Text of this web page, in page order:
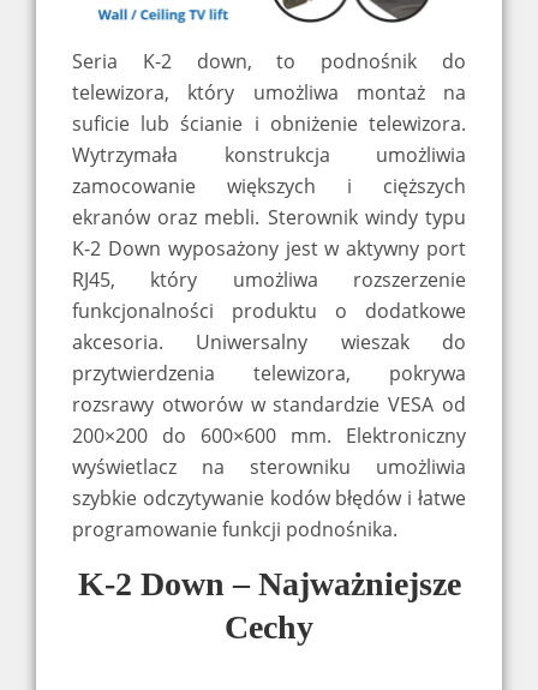
Seria K-2 down, to podnośnik do
telewizora, który umożliwa montaż na
suficie lub ścianie i obniżenie telewizora.
Wytrzymała konstrukcja umożliwia
zamocowanie większych i cięższych
ekranów oraz mebli. Sterownik windy typu
K-2 Down wyposażony jest w aktywny port
RJ45, który umożliwa rozszerzenie
funkcjonalności produktu o dodatkowe
akcesoria. Uniwersalny wieszak do
przytwierdzenia telewizora, pokrywa
rozsrawy otworów w standardzie VESA od
200×200 do 600×600 mm. Elektroniczny
wyświetlacz na sterowniku umożliwia
szybkie odczytywanie kodów błędów i łatwe
programowanie funkcji podnośnika.
K-2 Down – Najważniejsze
Cechy